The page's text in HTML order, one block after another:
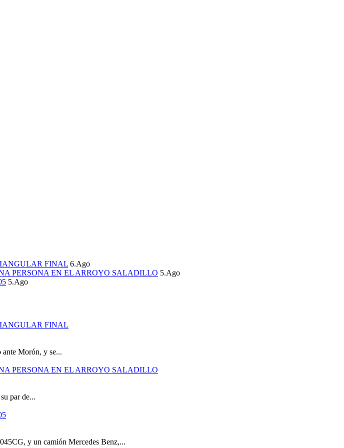
FINAL 6.Ago
PERSONA EN EL ARROYO SALADILLO 5.Ago
5.Ago
FINAL
ante Morón, y se...
PERSONA EN EL ARROYO SALADILLO
par de...
y un camión Mercedes Benz,...